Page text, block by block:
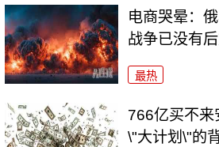
电商哭晕：
战争已没有
最热
766亿买不来
\"大计划\"的